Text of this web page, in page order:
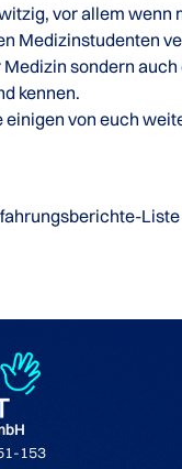
vor allem wenn
Medizinstudenten
sondern auch
kennen.
einigen von euch
Liste
153